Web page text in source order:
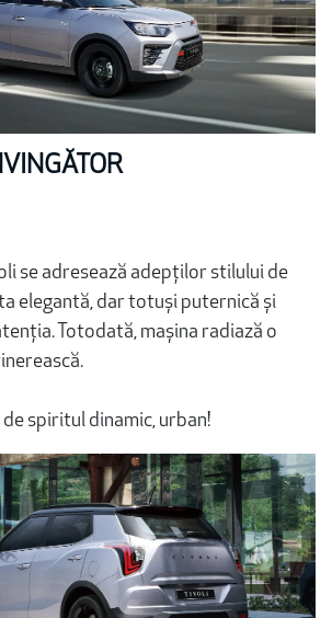
se adresează adepților stilului de
elegantă, dar totuși puternică și
Totodată, mașina radiază o
spiritul dinamic, urban!